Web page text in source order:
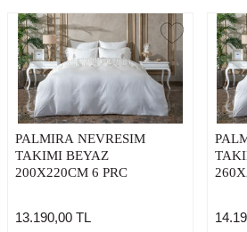
PALMIRA NEVRESIM
TAKIMI BEYAZ
200X220CM 6 PRC
13.190,00 TL